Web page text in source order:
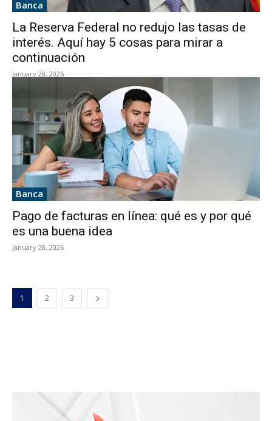
Banca
La Reserva Federal no redujo las tasas de
interés. Aquí hay 5 cosas para mirar a
continuación
January 28, 2026
Banca
Pago de facturas en línea: qué es y por qué
es una buena idea
January 28, 2026
1 2 3